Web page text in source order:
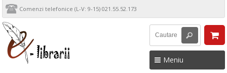
Comenzi telefonice (L-V: 9-15) 021.55.52.173
Meniu